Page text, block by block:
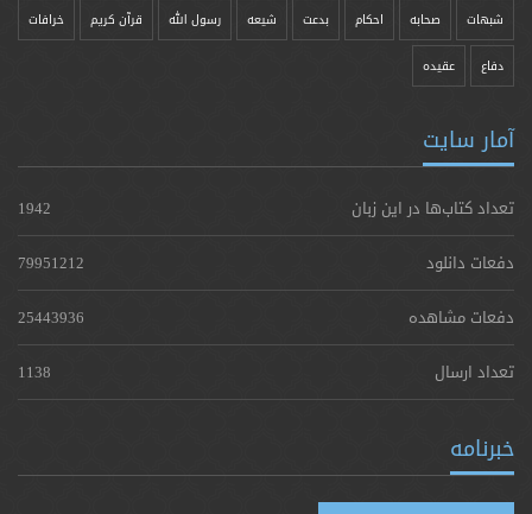
شبهات صحابه احکام بدعت شیعه رسول الله قرآن کریم خرافات
دفاع عقیده
آمار سایت
تعداد کتاب‌ها در این زبان
1942
دفعات دانلود
79951212
دفعات مشاهده
25443936
تعداد ارسال
1138
خبرنامه